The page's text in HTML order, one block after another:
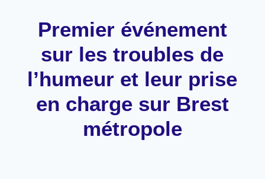
Premier événement
sur les troubles de
l’humeur et leur prise
en charge sur Brest
métropole